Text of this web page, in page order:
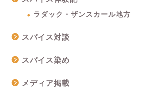
ラダック・ザンスカール地方
スパイス対談
スパイス染め
メディア掲載